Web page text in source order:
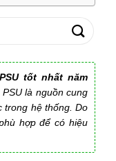
tốt nhất năm
là nguồn cung
trong hệ thống. Do
hợp để có hiệu